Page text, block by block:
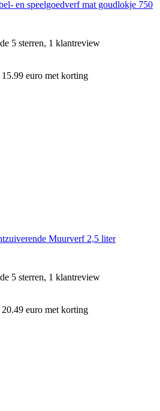
en speelgoedverf mat goudlokje 750
5 sterren, 1 klantreview
euro met korting
Muurverf 2,5 liter
5 sterren, 1 klantreview
euro met korting